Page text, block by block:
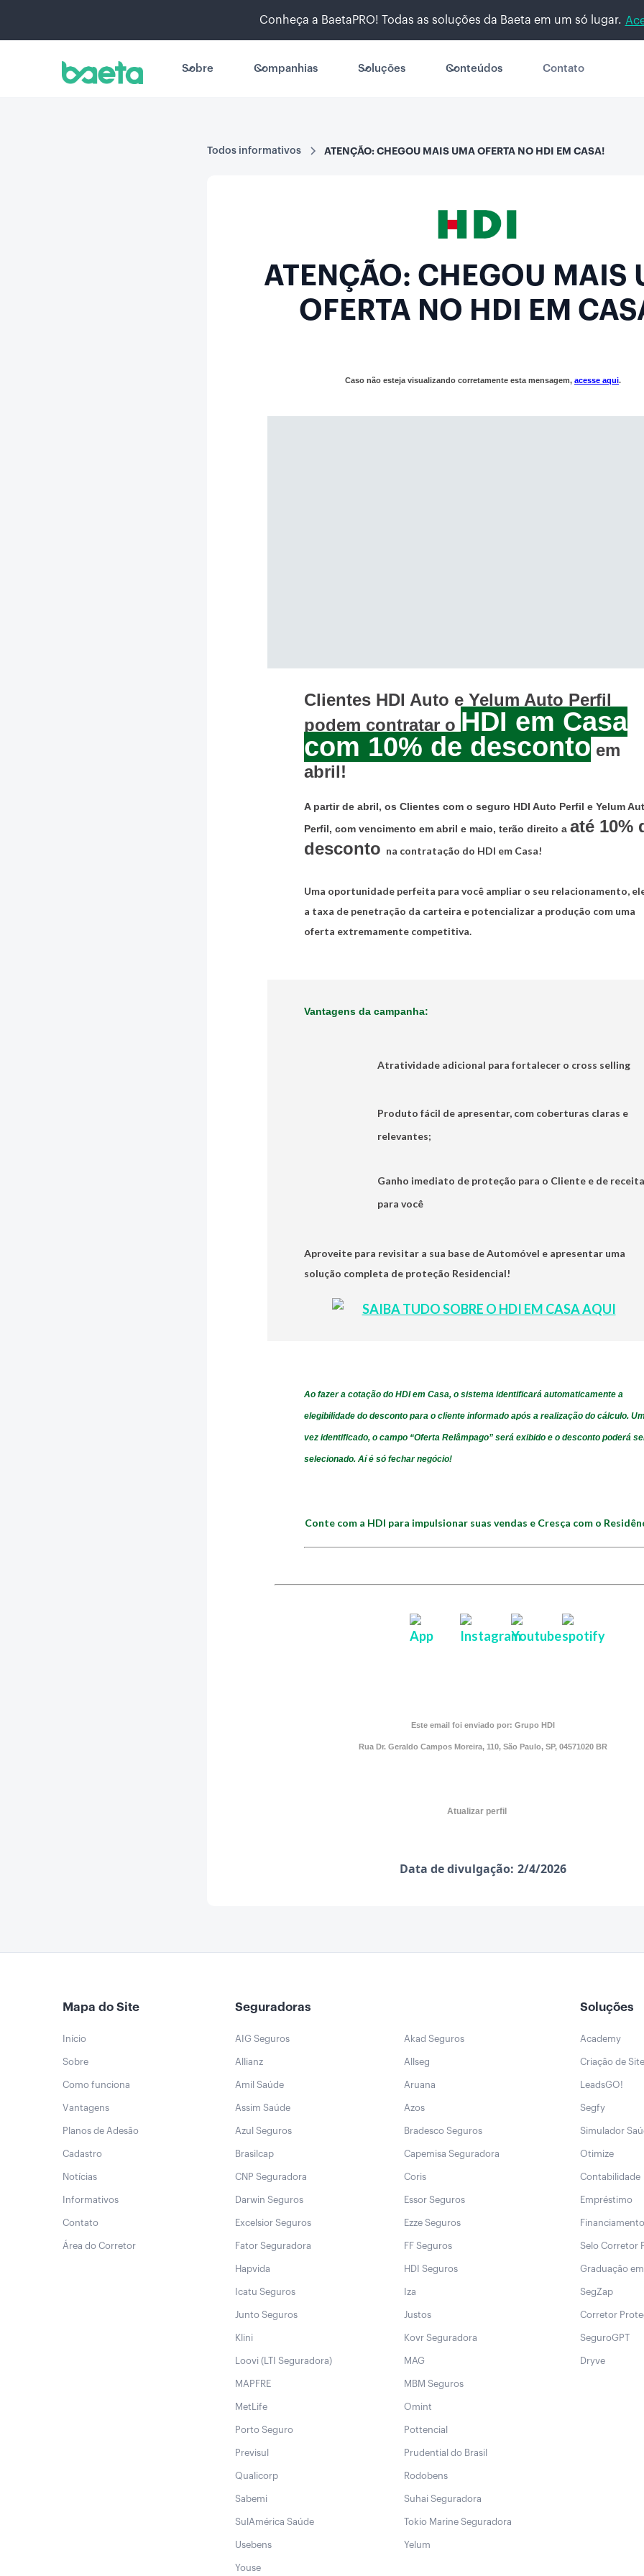
Conheça a BaetaPRO! Todas as soluções da Baeta em um só lugar.
Sobre Companhias Soluções Conteúdos Contato
Todos informativos ATENÇÃO: CHEGOU MAIS UMA OFERTA NO HDI EM CASA!
ATENÇÃO: CHEGOU MAIS
OFERTA NO HDI EM
Caso não esteja visualizando corretamente esta mensagem, acesse aqui.
Clientes HDI Auto e Yelum Auto Perfil
podem contratar o HDI em Casa
com 10% de desconto em
abril!
A partir de abril, os Clientes com o seguro HDI Auto Perfil e Yelum
Perfil, com vencimento em abril e maio, terão direito a até 10%
desconto na contratação do HDI em Casa!
Uma oportunidade perfeita para você ampliar o seu relacionamento,
a taxa de penetração da carteira e potencializar a produção com uma
oferta extremamente competitiva.
Vantagens da campanha:
Atratividade adicional para fortalecer o cross selling
Produto fácil de apresentar, com coberturas claras e
relevantes;
Ganho imediato de proteção para o Cliente e de receita
para você
Aproveite para revisitar a sua base de Automóvel e apresentar uma
solução completa de proteção Residencial!
Ao fazer a cotação do HDI em Casa, o sistema identificará automaticamente a
elegibilidade do desconto para o cliente informado após a realização do cálculo.
vez identificado, o campo “Oferta Relâmpago” será exibido e o desconto poderá
selecionado. Aí é só fechar negócio!
Conte com a HDI para impulsionar suas vendas e Cresça com o
Este email foi enviado por: Grupo HDI
Rua Dr. Geraldo Campos Moreira, 110, São Paulo, SP, 04571020 BR
Atualizar perfil
Data de divulgação: 2/4/2026
Mapa do Site
Início
Sobre
Como funciona
Vantagens
Planos de Adesão
Cadastro
Notícias
Informativos
Contato
Área do Corretor
Seguradoras
AIG Seguros Akad Seguros
Allianz Allseg
Amil Saúde Aruana
Assim Saúde Azos
Azul Seguros Bradesco Seguros
Brasilcap Capemisa Seguradora
CNP Seguradora Coris
Darwin Seguros Essor Seguros
Excelsior Seguros Ezze Seguros
Fator Seguradora FF Seguros
Hapvida HDI Seguros
Icatu Seguros Iza
Junto Seguros Justos
Klini Kovr Seguradora
Loovi (LTI Seguradora) MAG
MAPFRE MBM Seguros
MetLife Omint
Porto Seguro Pottencial
Previsul Prudential do Brasil
Qualicorp Rodobens
Sabemi Suhai Seguradora
SulAmérica Saúde Tokio Marine Seguradora
Usebens Yelum
Youse
Soluções
Academy
Criação de Site
LeadsGO!
Segfy
Simulador
Otimize
Contabilidade
Empréstimo
Financiamento
Selo Corretor
Graduação
SegZap
Corretor
SeguroGPT
Dryve